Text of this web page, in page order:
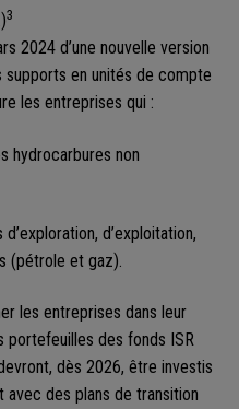
3
2024 d’une nouvelle version
supports en unités de compte
les entreprises qui :
hydrocarbures non
d’exploitation,
(pétrole et gaz).
les entreprises dans leur
portefeuilles des fonds ISR
dès 2026, être investis
des plans de transition